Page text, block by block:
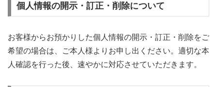
個人情報の開示・訂正・削除について
お客様からお預かりした個人情報の開示・訂正・削除をご
希望の場合は、ご本人様よりお申し出ください。適切な本
人確認を行った後、速やかに対応させていただきます。